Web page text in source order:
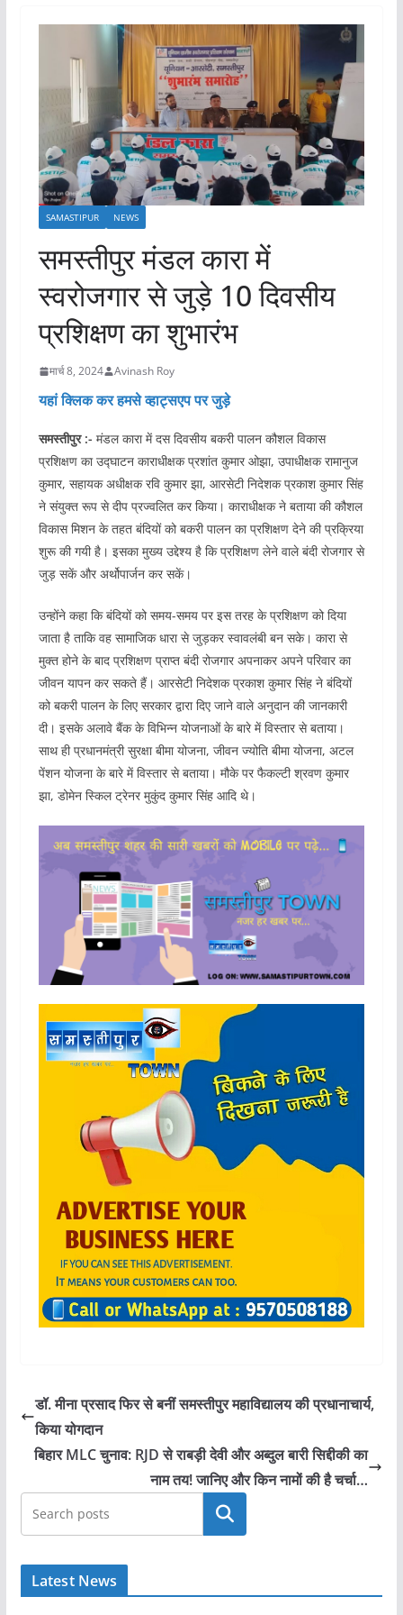
SAMASTIPUR NEWS
समस्तीपुर मंडल कारा में
स्वरोजगार से जुड़े 10 दिवसीय
प्रशिक्षण का शुभारंभ
मार्च 8, 2024 Avinash Roy
यहां क्लिक कर हमसे व्हाट्सएप पर जुड़े
समस्तीपुर :- मंडल कारा में दस दिवसीय बकरी पालन कौशल विकास
प्रशिक्षण का उद्घाटन काराधीक्षक प्रशांत कुमार ओझा, उपाधीक्षक रामानुज
कुमार, सहायक अधीक्षक रवि कुमार झा, आरसेटी निदेशक प्रकाश कुमार सिंह
ने संयुक्त रूप से दीप प्रज्वलित कर किया। काराधीक्षक ने बताया की कौशल
विकास मिशन के तहत बंदियों को बकरी पालन का प्रशिक्षण देने की प्रक्रिया
शुरू की गयी है। इसका मुख्य उद्देश्य है कि प्रशिक्षण लेने वाले बंदी रोजगार से
जुड़ सकें और अर्थोपार्जन कर सकें।
उन्होंने कहा कि बंदियों को समय-समय पर इस तरह के प्रशिक्षण को दिया
जाता है ताकि वह सामाजिक धारा से जुड़कर स्वावलंबी बन सके। कारा से
मुक्त होने के बाद प्रशिक्षण प्राप्त बंदी रोजगार अपनाकर अपने परिवार का
जीवन यापन कर सकते हैं। आरसेटी निदेशक प्रकाश कुमार सिंह ने बंदियों
को बकरी पालन के लिए सरकार द्वारा दिए जाने वाले अनुदान की जानकारी
दी। इसके अलावे बैंक के विभिन्न योजनाओं के बारे में विस्तार से बताया।
साथ ही प्रधानमंत्री सुरक्षा बीमा योजना, जीवन ज्योति बीमा योजना, अटल
पेंशन योजना के बारे में विस्तार से बताया। मौके पर फैकल्टी श्रवण कुमार
झा, डोमेन स्किल ट्रेनर मुकुंद कुमार सिंह आदि थे।
डॉ. मीना प्रसाद फिर से बनीं समस्तीपुर महाविद्यालय की प्रधानाचार्य,
किया योगदान
बिहार MLC चुनाव: RJD से राबड़ी देवी और अब्दुल बारी सिद्दीकी का
नाम तय! जानिए और किन नामों की है चर्चा…
खोजें
Latest News